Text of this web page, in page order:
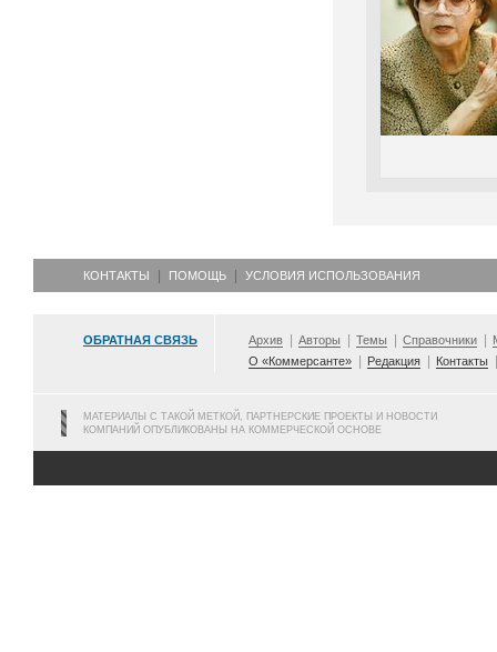
КОНТАКТЫ ПОМОЩЬ УСЛОВИЯ ИСПОЛЬЗОВАНИЯ
ОБРАТНАЯ СВЯЗЬ Архив Авторы Темы Справочники
О «Коммерсанте»
Редакция Контакты
МАТЕРИАЛЫ С ТАКОЙ МЕТКОЙ, ПАРТНЕРСКИЕ ПРОЕКТЫ И НОВОСТИ
КОМПАНИЙ ОПУБЛИКОВАНЫ НА КОММЕРЧЕСКОЙ ОСНОВЕ